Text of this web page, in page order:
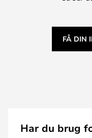
FÅ DIN
Har du brug